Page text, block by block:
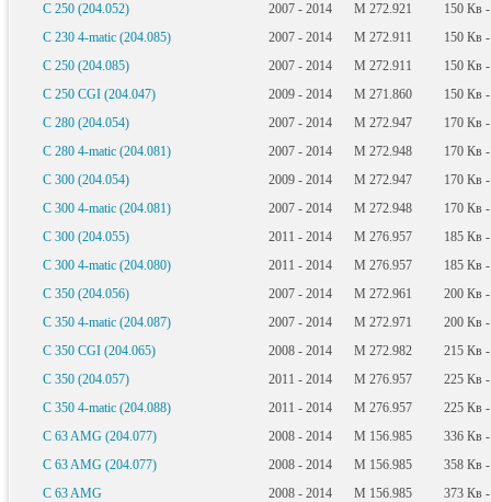
C 250 (204.052)
2007 - 2014 M 272.921 150 Кв
C 230 4-matic (204.085)
2007 - 2014 M 272.911 150 Кв
C 250 (204.085)
2007 - 2014 M 272.911 150 Кв
C 250 CGI (204.047)
2009 - 2014 M 271.860 150 Кв
C 280 (204.054)
2007 - 2014 M 272.947 170 Кв
C 280 4-matic (204.081)
2007 - 2014 M 272.948 170 Кв
C 300 (204.054)
2009 - 2014 M 272.947 170 Кв
C 300 4-matic (204.081)
2007 - 2014 M 272.948 170 Кв
C 300 (204.055)
2011 - 2014 M 276.957 185 Кв
C 300 4-matic (204.080)
2011 - 2014 M 276.957 185 Кв
C 350 (204.056)
2007 - 2014 M 272.961 200 Кв
C 350 4-matic (204.087)
2007 - 2014 M 272.971 200 Кв
C 350 CGI (204.065)
2008 - 2014 M 272.982 215 Кв
C 350 (204.057)
2011 - 2014 M 276.957 225 Кв
C 350 4-matic (204.088)
2011 - 2014 M 276.957 225 Кв
C 63 AMG (204.077)
2008 - 2014 M 156.985 336 Кв
C 63 AMG (204.077)
2008 - 2014 M 156.985 358 Кв
C 63 AMG
2008 - 2014 M 156.985 373 Кв